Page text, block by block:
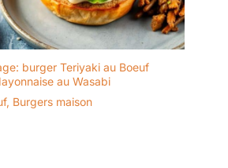
burger Teriyaki au Boeuf
au Wasabi
, Burgers maison